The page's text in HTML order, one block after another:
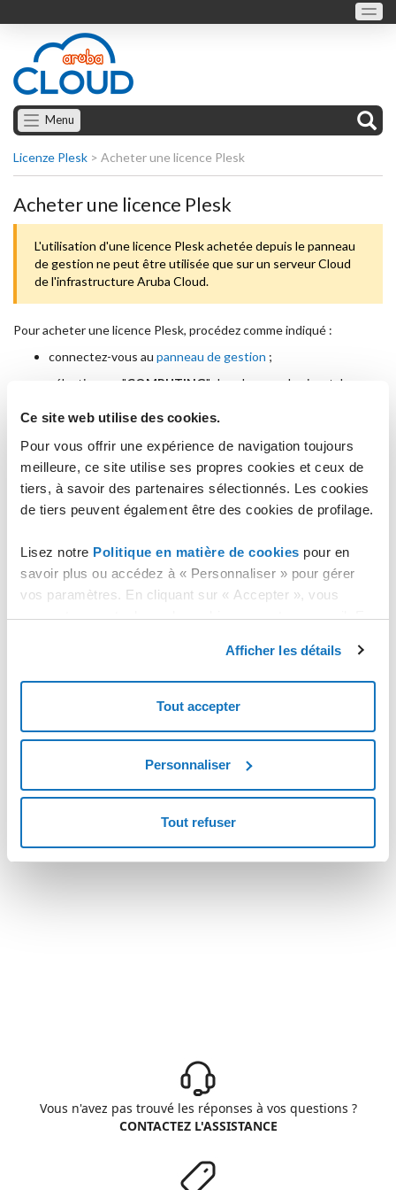
Ce site web utilise des cookies.
Pour vous offrir une expérience de navigation toujours
meilleure, ce site utilise ses propres cookies et ceux de
tiers, à savoir des partenaires sélectionnés. Les cookies
de tiers peuvent également être des cookies de profilage.
Lisez notre Politique en matière de cookies pour en
savoir plus ou accédez à « Personnaliser » pour gérer
vos paramètres. En cliquant sur « Accepter », vous
consentez au stockage de cookies sur votre appareil. En
stockage des cookies nécessaires.
Afficher les détails
Tout accepter
Personnaliser
Tout refuser
Menu
Licenze Plesk > Acheter une licence Plesk
Acheter une licence Plesk
L'utilisation d'une licence Plesk achetée depuis le panneau
de gestion ne peut être utilisée que sur un serveur Cloud
de l'infrastructure Aruba Cloud.
Pour acheter une licence Plesk, procédez comme indiqué :
connectez-vous au panneau de gestion ;
sélectionnez "COMPUTING" dans le menu horizontal ;
sélectionnez "
Licences Plesk
"LICENCES" ;
la section "Licences Plesk" s'affiche ;
cliquez sur le bouton "
AJOUTER UNE NOUVELLE LICENCE
PLESK" ;
cliquez sur le bouton "ACHETER UNE LICENCE" en bas de
" pour passer ensuite à "Activée
Vous n'avez pas trouvé les réponses à vos questions ?
CONTACTEZ L'ASSISTANCE